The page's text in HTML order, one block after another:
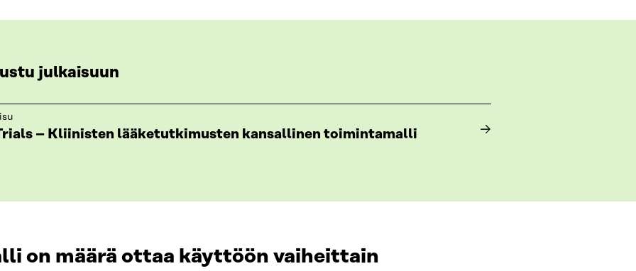
julkaisuun
– Kliinisten lääketutkimusten kansallinen toimintamalli
on määrä ottaa käyttöön vaiheittain